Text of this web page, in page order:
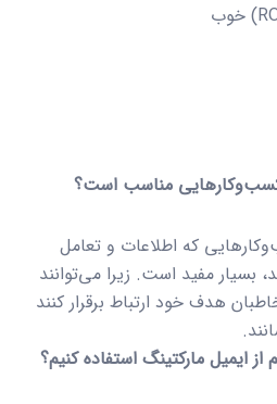
کسب‌وکارهایی مناسب است؟
که اطلاعات و تعامل
بسیار مفید است. زیرا می‌توانند
هدف خود ارتباط برقرار کنند
ایمیل مارکتینگ استفاده کنیم؟